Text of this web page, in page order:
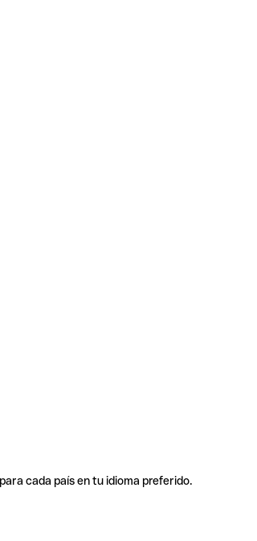
cada país en tu idioma preferido.